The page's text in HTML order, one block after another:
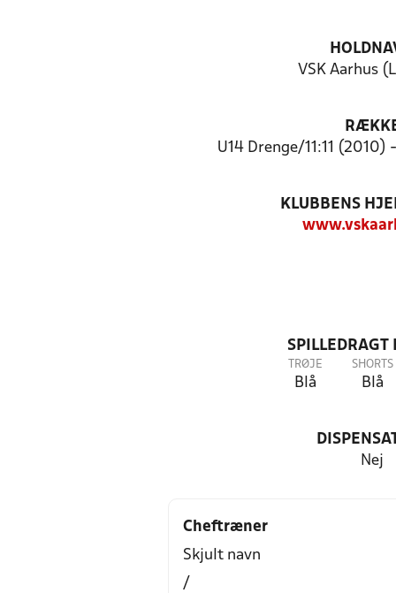
VSK Aarhus
U14 Drenge/11:11 (2010)
KLUBBENS
SPILLEDRAGT
TRØJE
Blå
SHORTS
Blå
Nej
Cheftræner
Skjult navn
/